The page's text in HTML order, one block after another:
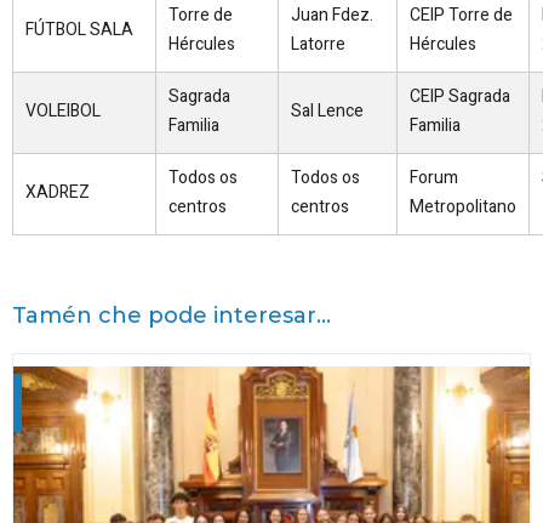
FÚTBOL SALA
Torre de
Hércules
Juan Fdez.
Latorre
CEIP Torre de
Hércules
VOLEIBOL
Sagrada
Familia
Sal Lence
CEIP Sagrada
Familia
XADREZ
Todos os
centros
Todos os
centros
Forum
Metropolitano
Tamén che pode interesar...